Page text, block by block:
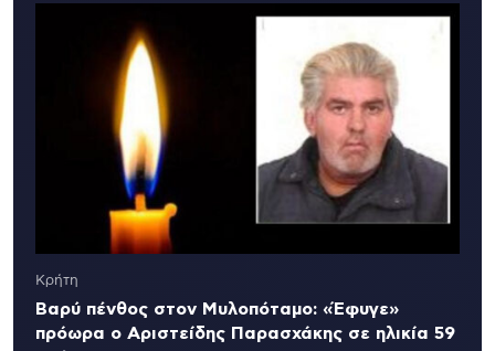
Κρήτη
Βαρύ πένθος στον Μυλοπόταμο: «Έφυγε»
πρόωρα ο Αριστείδης Παρασχάκης σε ηλικία 59